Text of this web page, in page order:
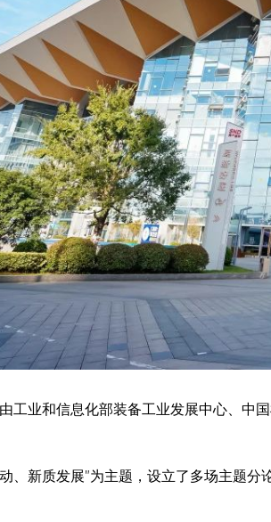
工业和信息化部装备工业发展中心、中
、新质发展”为主题，设立了多场主题